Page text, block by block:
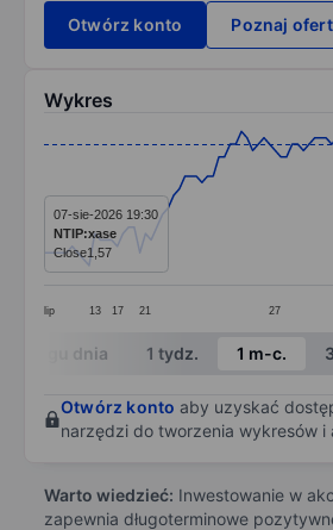
Otwórz konto
Poznaj
Wykres
Line chart with 75 data points.
The chart has 1 X axis
The chart has 1 Y axis
lip 13 17 21 27
07-sie-2026 19:30
NTIP:xase
Close1,57
End of interactive chart.
W ciągu dnia 1 tydz. 1 m-c.
Otwórz konto aby uzyskać
narzędzi do tworzenia wykresów i
Warto wiedzieć: Inwestowanie w
zapewnia długoterminowe